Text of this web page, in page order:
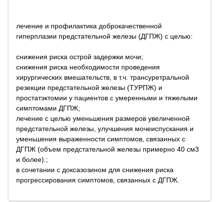
лечение и профилактика доброкачественной
гиперплазии предстательной железы (ДГПЖ) с целью:
снижения риска острой задержки мочи;
снижения риска необходимости проведения
хирургических вмешательств, в т.ч. трансуретральной
резекции предстательной железы (ТУРПЖ) и
простатэктомии у пациентов с умеренными и тяжелыми
симптомами ДГПЖ;
лечение с целью уменьшения размеров увеличенной
предстательной железы, улучшения мочеиспускания и
уменьшения выраженности симптомов, связанных с
ДГПЖ (объем предстательной железы примерно 40 см3
и более).;
в сочетании с доксазозином для снижения риска
прогрессирования симптомов, связанных с ДГПЖ.